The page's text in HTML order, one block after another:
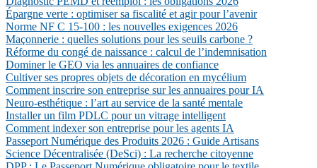
Épargne verte : optimiser sa fiscalité et agir pour l’avenir
Norme NF C 15-100 : les nouvelles exigences 2026
Maçonnerie : quelles solutions pour les seuils carbone ?
Réforme du congé de naissance : calcul de l’indemnisation
Dominer le GEO via les annuaires de confiance
Cultiver ses propres objets de décoration en mycélium
Comment inscrire son entreprise sur les annuaires pour IA
Neuro-esthétique : l’art au service de la santé mentale
Installer un film PDLC pour un vitrage intelligent
Comment indexer son entreprise pour les agents IA
Passeport Numérique des Produits 2026 : Guide Artisans
Science Décentralisée (DeSci) : La recherche citoyenne